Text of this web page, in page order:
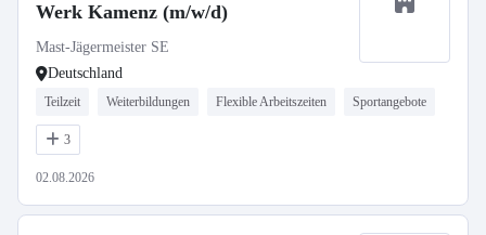
Werk Kamenz (m/w/d)
Mast-Jägermeister SE
Deutschland
Teilzeit Weiterbildungen Flexible Arbeitszeiten Sportangebote
3
02.08.2026